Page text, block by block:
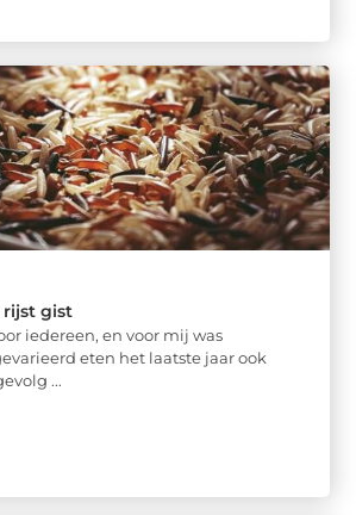
rijst gist
iedereen, en voor mij was
eten het laatste jaar ook
...